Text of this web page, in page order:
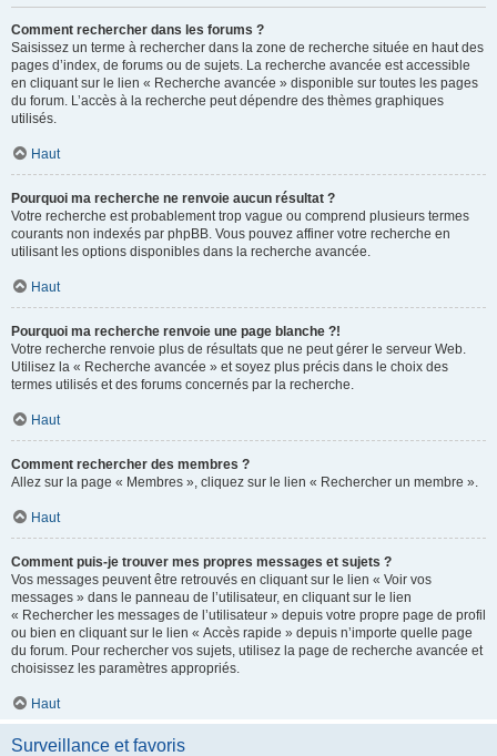
Comment rechercher dans les forums ?
Saisissez un terme à rechercher dans la zone de recherche située en haut des
pages d’index, de forums ou de sujets. La recherche avancée est accessible
en cliquant sur le lien « Recherche avancée » disponible sur toutes les pages
du forum. L’accès à la recherche peut dépendre des thèmes graphiques
utilisés.
Haut
Pourquoi ma recherche ne renvoie aucun résultat ?
Votre recherche est probablement trop vague ou comprend plusieurs termes
courants non indexés par phpBB. Vous pouvez affiner votre recherche en
utilisant les options disponibles dans la recherche avancée.
Haut
Pourquoi ma recherche renvoie une page blanche ?!
Votre recherche renvoie plus de résultats que ne peut gérer le serveur Web.
Utilisez la « Recherche avancée » et soyez plus précis dans le choix des
termes utilisés et des forums concernés par la recherche.
Haut
Comment rechercher des membres ?
Allez sur la page « Membres », cliquez sur le lien « Rechercher un membre ».
Haut
Comment puis-je trouver mes propres messages et sujets ?
Vos messages peuvent être retrouvés en cliquant sur le lien « Voir vos
messages » dans le panneau de l’utilisateur, en cliquant sur le lien
« Rechercher les messages de l’utilisateur » depuis votre propre page de profil
ou bien en cliquant sur le lien « Accès rapide » depuis n’importe quelle page
du forum. Pour rechercher vos sujets, utilisez la page de recherche avancée et
choisissez les paramètres appropriés.
Haut
Surveillance et favoris